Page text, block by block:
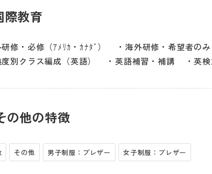
際教育
修・必修（ｱﾒﾘｶ・ｶﾅﾀﾞ） 海外研修・希望者のみ
別クラス編成（英語）
英語補習・補講 英
の他の特徴
その他 男子制服：ブレザー 女子制服：ブレザー